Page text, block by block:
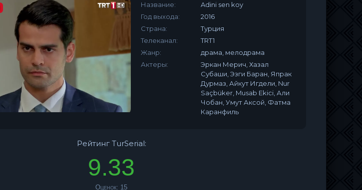
Название:
Adini sen koy
Год выхода:
2016
Страна:
Турция
Телеканал:
TRT1
Жанр:
драма, мелодрама
Актеры:
Эркан Мерич, Хазал
Субаши, Эзги Баран, Япрак
Дурмаз, Айкут Игдели, Nur
Saçbüker, Musab Ekici, Али
Чобан, Умут Аксой, Фатма
Каранфиль
Рейтинг TurSerial:
9.33
Оценок: 15